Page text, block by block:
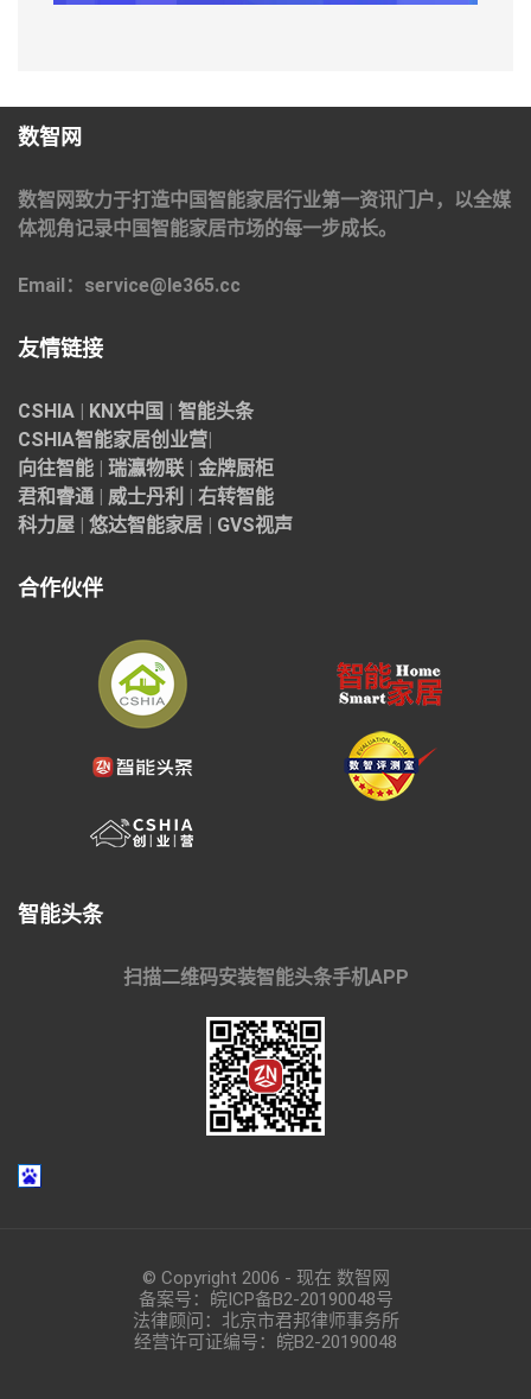
数智网
数智网致力于打造中国智能家居行业第一资讯门户，以全媒
体视角记录中国智能家居市场的每一步成长。
Email：service@le365.cc
友情链接
CSHIA KNX中国
智能头条
CSHIA智能家居创业营
向往智能
瑞瀛物联
金牌厨柜
君和睿通
威士丹利
右转智能
科力屋
悠达智能家居 GVS视声
合作伙伴
智能头条
扫描二维码安装智能头条手机APP
© Copyright 2006 - 现在 数智网
备案号： 皖ICP备B2-20190048号
法律顾问：北京市君邦律师事务所
经营许可证编号：皖B2-20190048